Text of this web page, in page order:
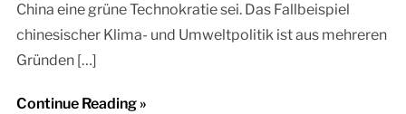
China eine grüne Technokratie sei. Das Fallbeispiel
chinesischer Klima- und Umweltpolitik ist aus mehreren
Gründen […]
Continue Reading »